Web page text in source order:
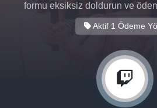
formu eksiksiz doldurun ve
Aktif 1 Ödeme